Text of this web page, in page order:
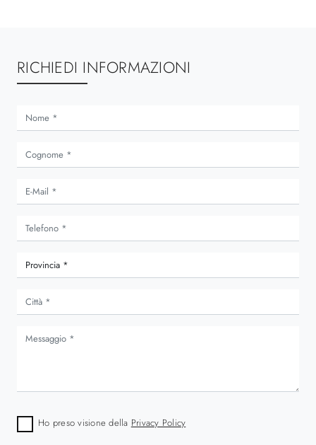
RICHIEDI INFORMAZIONI
Ho preso visione della Privacy Policy